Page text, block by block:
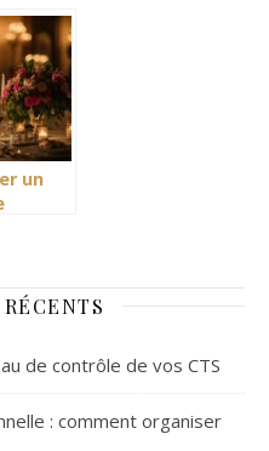
qui ont
un
de contrôle de vos CTS
: comment organiser